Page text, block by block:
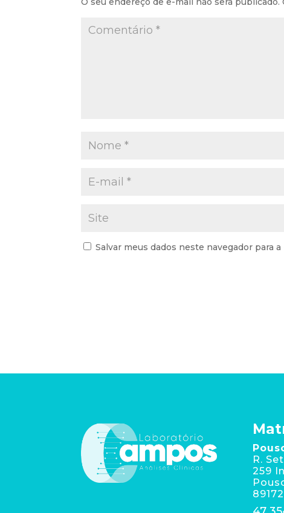
Salvar meus dados neste navegador para
R.
259